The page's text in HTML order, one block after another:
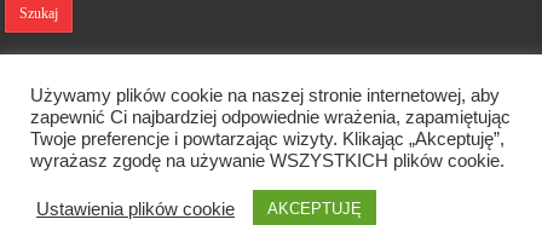
Designed by Webdawid
Oficjalna strona Diecezji Zielonogórsko-Gorzowskiej. © 2026. Wszelkie
Używamy plików cookie na naszej stronie internetowej, aby
zapewnić Ci najbardziej odpowiednie wrażenia, zapamiętując
Twoje preferencje i powtarzając wizyty. Klikając „Akceptuję”,
wyrażasz zgodę na używanie WSZYSTKICH plików cookie.
Ustawienia plików cookie AKCEPTUJĘ